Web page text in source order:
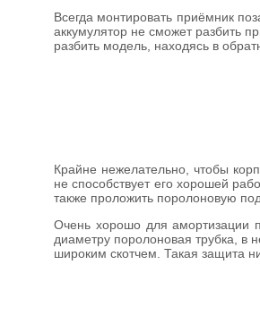
Всегда монтировать приёмник
аккумулятор не сможет разбить
разбить модель, находясь в
Крайне нежелательно, чтобы
не способствует его хорошей
также проложить поролоновую
Очень хорошо для амортизации
диаметру поролоновая трубка, в
широким скотчем. Такая защита